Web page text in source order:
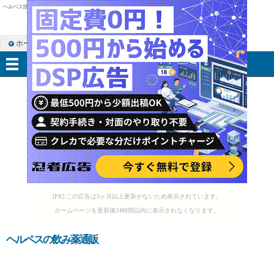
[PR] この広告は3ヶ月以上更新がないため表示されています。
ホームページを更新後24時間以内に表示されなくなります。
ヘルペス 陰部
ヘルペスの飲み薬通販
ホーム RSS購読 サイトマップ
メニュー